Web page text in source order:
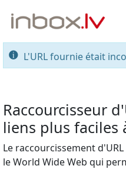
L'URL fournie était
Raccourcisseur
liens plus faciles
Le raccourcissement
le World Wide Web qui